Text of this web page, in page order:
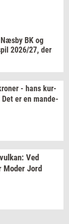
Næsby BK og
2026/27, der
- hans kur­
Det er en mande-​
vulkan: Ved
Moder Jord